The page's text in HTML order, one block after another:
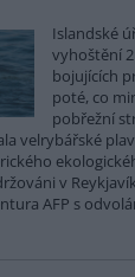
Islandské
vyhoštění
bojujících
poté, co
pobřežní
velrybářské
v
AFP s